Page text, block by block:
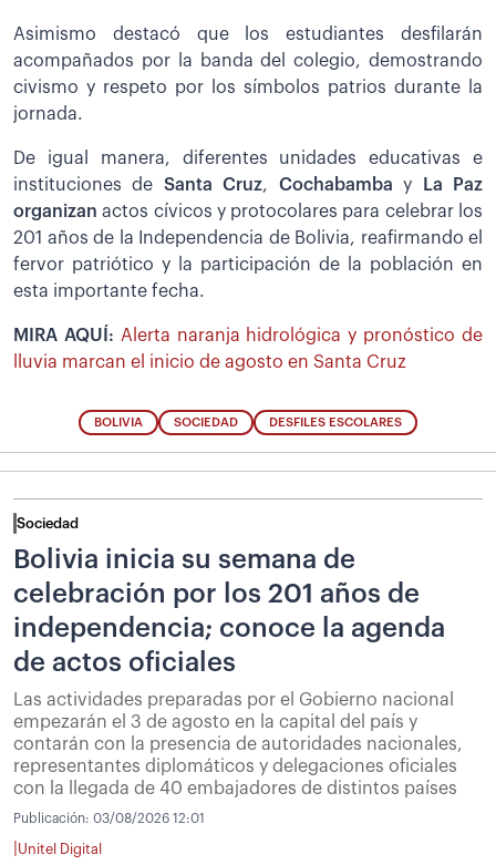
Asimismo destacó que los estudiantes desfilarán
acompañados por la banda del colegio, demostrando
civismo y respeto por los símbolos patrios durante la
jornada.
De igual manera, diferentes unidades educativas e
instituciones de Santa Cruz, Cochabambay
La Paz
organizan actos cívicos y protocolares para celebrar los
201 años de la Independencia de Bolivia, reafirmando el
fervor patriótico y la participación de la población en
esta importante fecha.
MIRA AQUÍ: Alerta naranja hidrológica y pronóstico de
lluvia marcan el inicio de agosto en Santa Cruz
BOLIVIA SOCIEDAD DESFILES ESCOLARES
Sociedad
Bolivia inicia su semana de
celebración por los 201 años de
independencia; conoce la agenda
de actos oficiales
Las actividades preparadas por el Gobierno nacional
empezarán el 3 de agosto en la capital del país y
contarán con la presencia de autoridades nacionales,
representantes diplomáticos y delegaciones oficiales
con la llegada de 40 embajadores de distintos países
Publicación: 03/08/2026 12:01
Unitel Digital